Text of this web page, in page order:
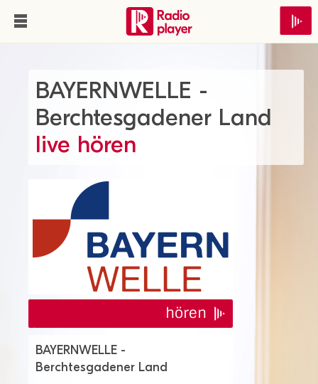
BAYERNWELLE -
Berchtesgadener Land
live hören
hören
BAYERNWELLE -
Berchtesgadener Land